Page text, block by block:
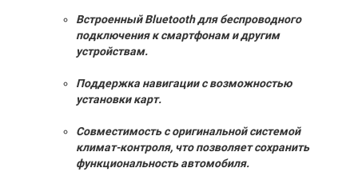
Встроенный Bluetooth для беспроводного
подключения к смартфонам и другим
устройствам.
Поддержка навигации с возможностью
установки карт.
Совместимость с оригинальной системой
климат-контроля, что позволяет сохранить
функциональность автомобиля.